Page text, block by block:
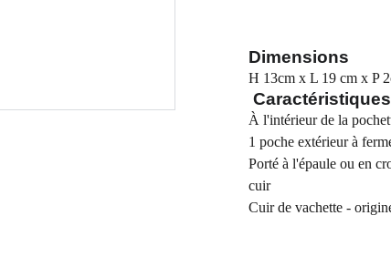
Dimensions
H 13cm x L 19 cm x P
Caractéristiques
À l'intérieur de la
1 poche extérieur à
Porté à l'épaule ou en
cuir
Cuir de vachette -